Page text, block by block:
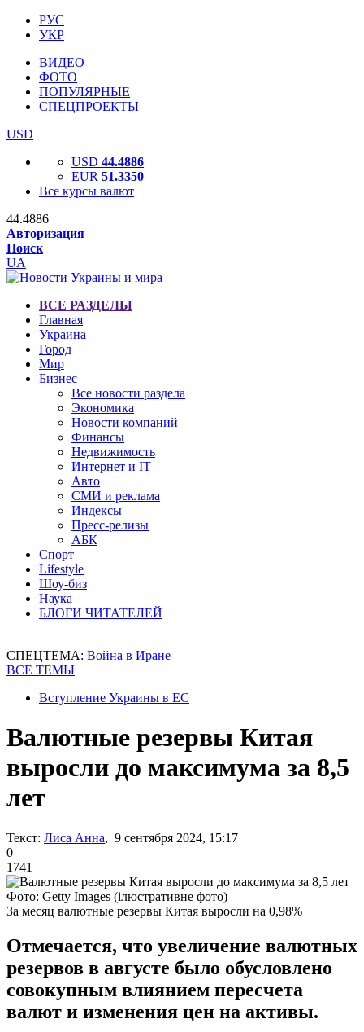
РУС
УКР
ВИДЕО
ФОТО
ПОПУЛЯРНЫЕ
СПЕЦПРОЕКТЫ
USD
USD 44.4886
EUR 51.3350
Все курсы валют
44.4886
Авторизация
Поиск
UA
ВСЕ РАЗДЕЛЫ
Главная
Украина
Город
Мир
Бизнес
Все новости раздела
Экономика
Новости компаний
Финансы
Недвижимость
Интернет и IT
Авто
СМИ и реклама
Индексы
Пресс-релизы
АБК
Спорт
Lifestyle
Шоу-биз
Наука
БЛОГИ ЧИТАТЕЛЕЙ
СПЕЦТЕМА: Война в Иране
ВСЕ ТЕМЫ
Вступление Украины в ЕС
Валютные резервы Китая
выросли до максимума за 8,5
лет
Текст: Лиса Анна, 9 сентября 2024, 15:17
0
1741
Фото: Getty Images (ілюстративне фото)
За месяц валютные резервы Китая выросли на 0,98%
Отмечается, что увеличение валютных
резервов в августе было обусловлено
совокупным влиянием пересчета
валют и изменения цен на активы.